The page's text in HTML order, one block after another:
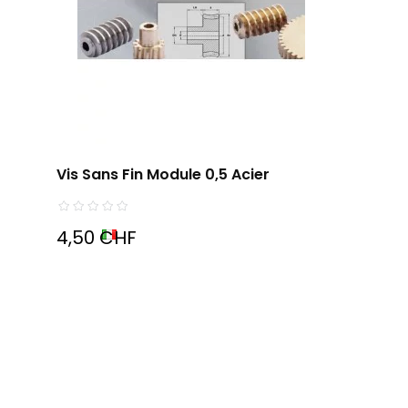
Vis Sans Fin Module 0,5 Acier
4,50 CHF